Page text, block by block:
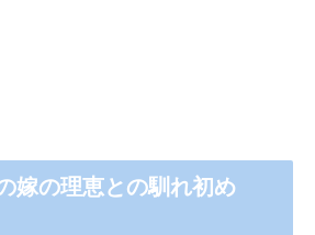
嫁の理恵との馴れ初め